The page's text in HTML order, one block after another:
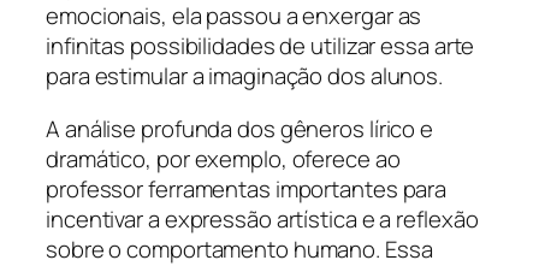
emocionais, ela passou a enxergar as
infinitas possibilidades de utilizar essa arte
para estimular a imaginação dos alunos.
A análise profunda dos gêneros lírico e
dramático, por exemplo, oferece ao
professor ferramentas importantes para
incentivar a expressão artística e a reflexão
sobre o comportamento humano. Essa